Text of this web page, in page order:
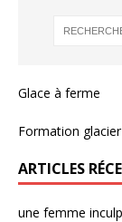
Glace à ferme
Formation glacier
ARTICLES
une femme